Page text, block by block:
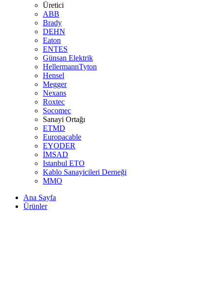
Üretici
ABB
Brady
DEHN
Eaton
ENTES
Günsan Elektrik
HellermannTyton
Hensel
Megger
Nexans
Roxtec
Socomec
Sanayi Ortağı
ETMD
Europacable
EYODER
İMSAD
Istanbul ETO
Kablo Sanayicileri Derneği
MMO
Ana Sayfa
Ürünler